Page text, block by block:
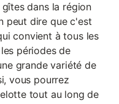
dans la région
peut dire que c'est
convient à tous les
périodes de
grande variété de
vous pourrez
tout au long de